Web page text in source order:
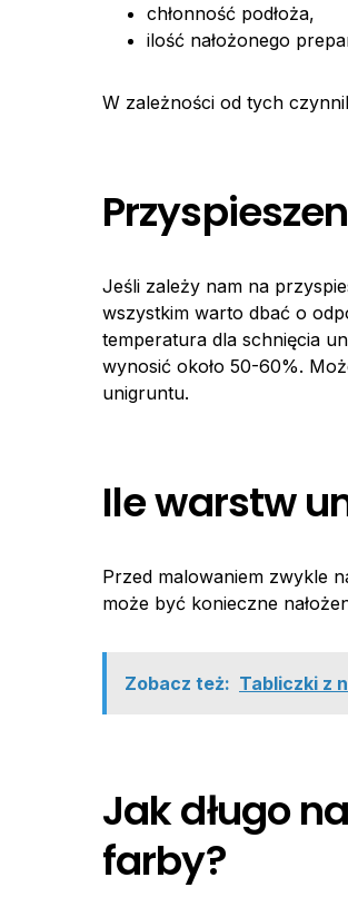
chłonność podłoża,
ilość nałożonego
W zależności od tych
Jeśli zależy nam na
wszystkim warto dbać o
temperatura dla schnięcia
wynosić około 50-60%.
unigruntu.
Ile warstw
Przed malowaniem zwykle
może być konieczne
Zobacz też: Tabliczki z
Jak długo
farby?